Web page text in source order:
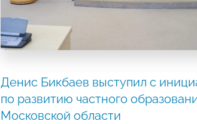
Денис Бикбаев выступил с
по развитию частного
Московской области